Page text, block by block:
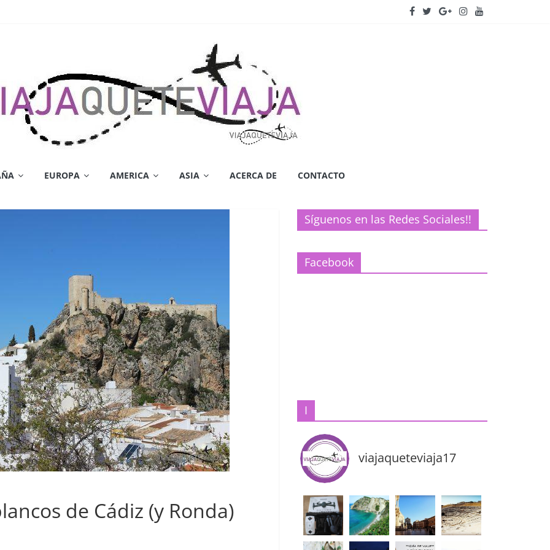
EUROPA AMERICA ASIA ACERCA DE CONTACTO
de Cádiz (y Ronda)
Síguenos en las Redes Sociales!!
Facebook
I
viajaqueteviaja17